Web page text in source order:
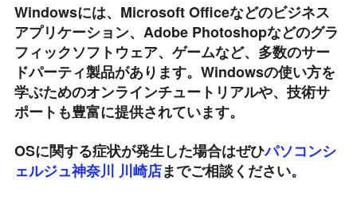
Windowsには、Microsoft Officeなどのビジネス
アプリケーション、Adobe Photoshopなどのグラ
フィックソフトウェア、ゲームなど、多数のサー
ドパーティ製品があります。Windowsの使い方を
学ぶためのオンラインチュートリアルや、技術サ
ポートも豊富に提供されています。
OSに関する症状が発生した場合はぜひパソコンシ
ェルジュ神奈川 川崎店までご相談ください。